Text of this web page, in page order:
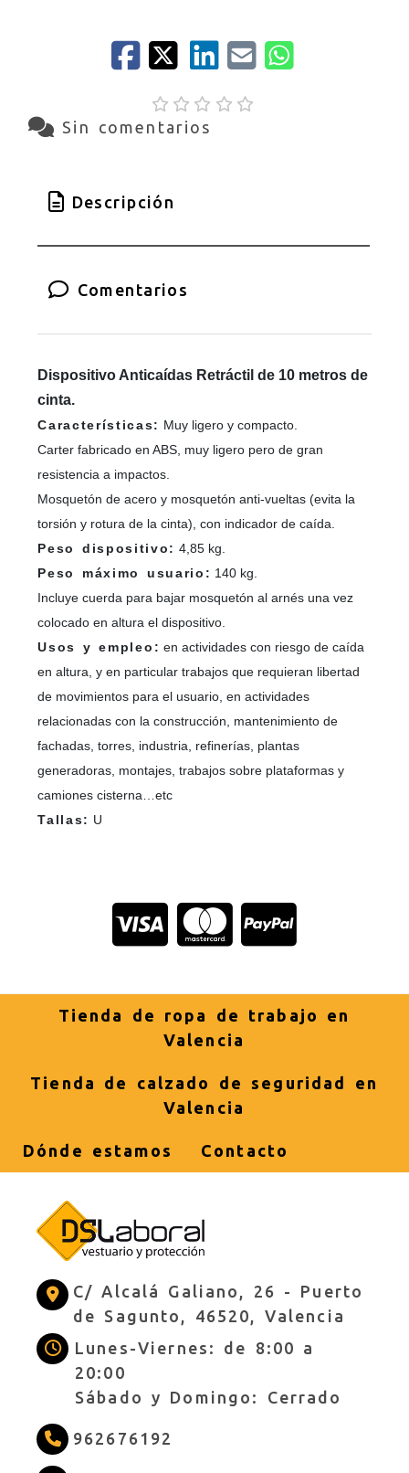
Sin comentarios
Descripción
Comentarios
Dispositivo Anticaídas Retráctil de 10 metros de
cinta.
Características: Muy ligero y compacto.
Carter fabricado en ABS, muy ligero pero de gran
resistencia a impactos.
Mosquetón de acero y mosquetón anti-vueltas (evita la
torsión y rotura de la cinta), con indicador de caída.
Peso dispositivo: 4,85 kg.
Peso máximo usuario: 140 kg.
Incluye cuerda para bajar mosquetón al arnés una vez
colocado en altura el dispositivo.
Usos y empleo: en actividades con riesgo de caída
en altura, y en particular trabajos que requieran libertad
de movimientos para el usuario, en actividades
relacionadas con la construcción, mantenimiento de
fachadas, torres, industria, refinerías, plantas
generadoras, montajes, trabajos sobre plataformas y
camiones cisterna…etc
Tallas: U
Tienda de ropa de trabajo en
Valencia
Tienda de calzado de seguridad en
Valencia
Dónde estamos Contacto
C/ Alcalá Galiano, 26 - Puerto
de Sagunto, 46520, Valencia
Lunes-Viernes: de 8:00 a
20:00
Sábado y Domingo: Cerrado
962676192